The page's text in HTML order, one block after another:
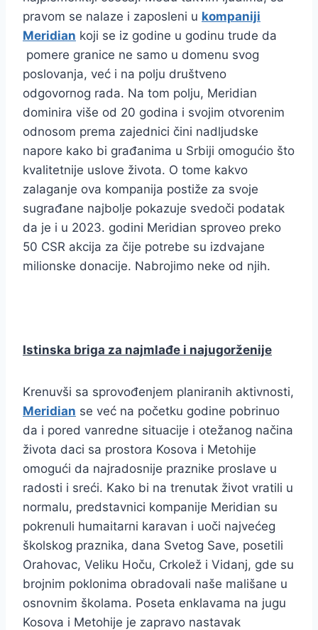
pravom se nalaze i zaposleni u kompaniji
Meridian koji se iz godine u godinu trude da
pomere granice ne samo u domenu svog
poslovanja, već i na polju društveno
odgovornog rada. Na tom polju, Meridian
dominira više od 20 godina i svojim otvorenim
odnosom prema zajednici čini nadljudske
napore kako bi građanima u Srbiji omogućio što
kvalitetnije uslove života. O tome kakvo
zalaganje ova kompanija postiže za svoje
sugrađane najbolje pokazuje svedoči podatak
da je i u 2023. godini Meridian sproveo preko
50 CSR akcija za čije potrebe su izdvajane
milionske donacije. Nabrojimo neke od njih.
Istinska briga za najmlađe i najugorženije
Krenuvši sa sprovođenjem planiranih aktivnosti,
Meridian se već na početku godine pobrinuo
da i pored vanredne situacije i otežanog načina
života daci sa prostora Kosova i Metohije
omogući da najradosnije praznike proslave u
radosti i sreći. Kako bi na trenutak život vratili u
normalu, predstavnici kompanije Meridian su
pokrenuli humaitarni karavan i uoči najvećeg
školskog praznika, dana Svetog Save, posetili
Orahovac, Veliku Hoču, Crkolež i Vidanj, gde su
brojnim poklonima obradovali naše mališane u
osnovnim školama. Poseta enklavama na jugu
Kosova i Metohije je zapravo nastavak